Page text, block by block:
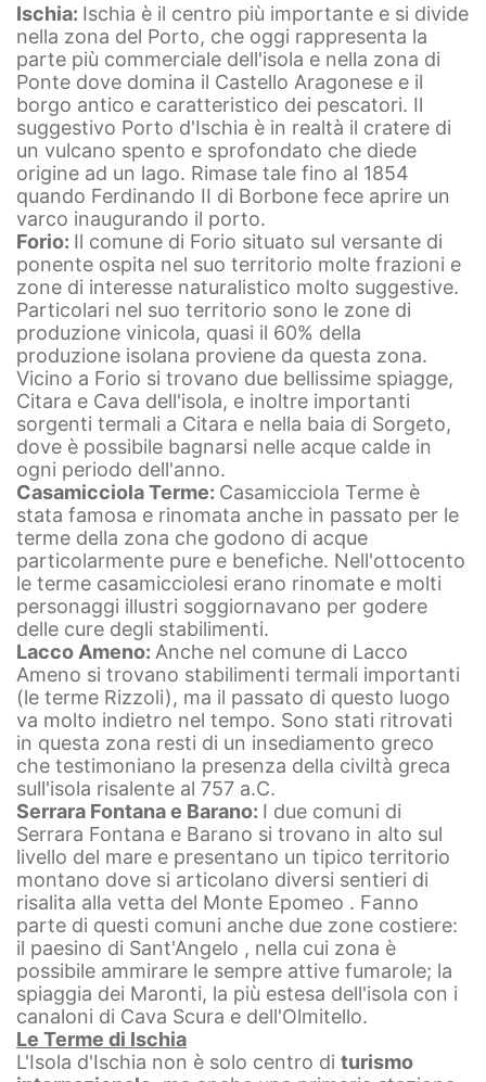
Ischia: Ischia è il centro più importante e si divide
nella zona del Porto, che oggi rappresenta la
parte più commerciale dell'isola e nella zona di
Ponte dove domina il Castello Aragonese e il
borgo antico e caratteristico dei pescatori. Il
suggestivo Porto d'Ischia è in realtà il cratere di
un vulcano spento e sprofondato che diede
origine ad un lago. Rimase tale fino al 1854
quando Ferdinando II di Borbone fece aprire un
varco inaugurando il porto.
Forio: Il comune di Forio situato sul versante di
ponente ospita nel suo territorio molte frazioni e
zone di interesse naturalistico molto suggestive.
Particolari nel suo territorio sono le zone di
produzione vinicola, quasi il 60% della
produzione isolana proviene da questa zona.
Vicino a Forio si trovano due bellissime spiagge,
Citara e Cava dell'isola, e inoltre importanti
sorgenti termali a Citara e nella baia di Sorgeto,
dove è possibile bagnarsi nelle acque calde in
ogni periodo dell'anno.
Casamicciola Terme: Casamicciola Terme è
stata famosa e rinomata anche in passato per le
terme della zona che godono di acque
particolarmente pure e benefiche. Nell'ottocento
le terme casamicciolesi erano rinomate e molti
personaggi illustri soggiornavano per godere
delle cure degli stabilimenti.
Lacco Ameno: Anche nel comune di Lacco
Ameno si trovano stabilimenti termali importanti
(le terme Rizzoli), ma il passato di questo luogo
va molto indietro nel tempo. Sono stati ritrovati
in questa zona resti di un insediamento greco
che testimoniano la presenza della civiltà greca
sull'isola risalente al 757 a.C.
Serrara Fontana e Barano: I due comuni di
Serrara Fontana e Barano si trovano in alto sul
livello del mare e presentano un tipico territorio
montano dove si articolano diversi sentieri di
risalita alla vetta del Monte Epomeo . Fanno
parte di questi comuni anche due zone costiere:
il paesino di Sant'Angelo , nella cui zona è
possibile ammirare le sempre attive fumarole; la
spiaggia dei Maronti, la più estesa dell'isola con i
canaloni di Cava Scura e dell'Olmitello.
Le Terme di Ischia
L'Isola d'Ischia non è solo centro di turismo